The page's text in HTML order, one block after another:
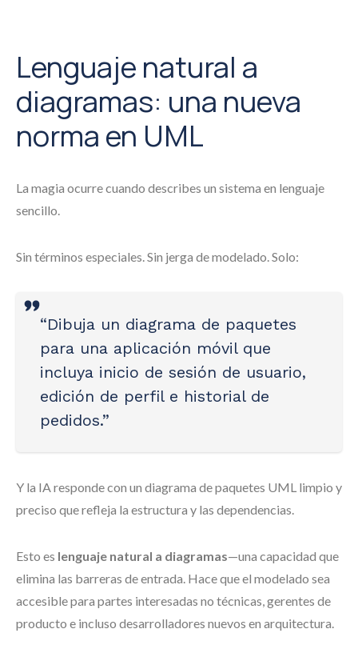
Lenguaje natural a
diagramas: una nueva
norma en UML
La magia ocurre cuando describes un sistema en lenguaje
sencillo.
Sin términos especiales. Sin jerga de modelado. Solo:
“Dibuja un diagrama de paquetes
para una aplicación móvil que
incluya inicio de sesión de usuario,
edición de perfil e historial de
pedidos.”
Y la IA responde con un diagrama de paquetes UML limpio y
preciso que refleja la estructura y las dependencias.
Esto es lenguaje natural a diagramas—una capacidad que
elimina las barreras de entrada. Hace que el modelado sea
accesible para partes interesadas no técnicas, gerentes de
producto e incluso desarrolladores nuevos en arquitectura.